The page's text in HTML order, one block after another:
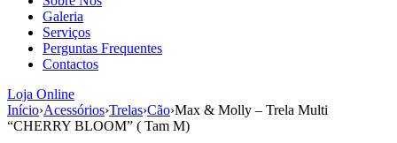
Galeria
Serviços
Perguntas Frequentes
Contactos
Loja Online
Início›Acessórios›Trelas›Cão›Max & Molly – Trela Multi
“CHERRY BLOOM” ( Tam M)
aumenta a
probabilidade
de ver
conteúdo e
ofertas